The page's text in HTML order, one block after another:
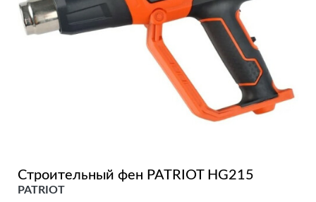
Строительный фен PATRIOT HG215
PATRIOT